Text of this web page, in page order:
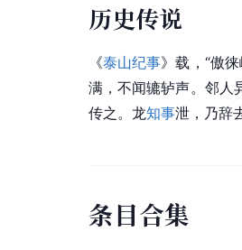
历史传说
《泰山纪事》载，“傲
满，不闻辘轳声。邻人
传之。龙知事泄，乃辞
条目合集